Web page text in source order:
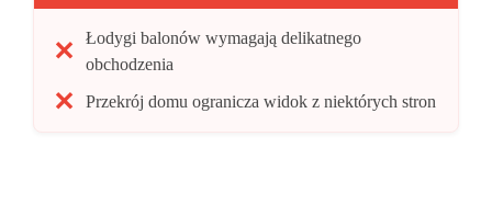
Łodygi balonów wymagają delikatnego
obchodzenia
Przekrój domu ogranicza widok z niektórych stron